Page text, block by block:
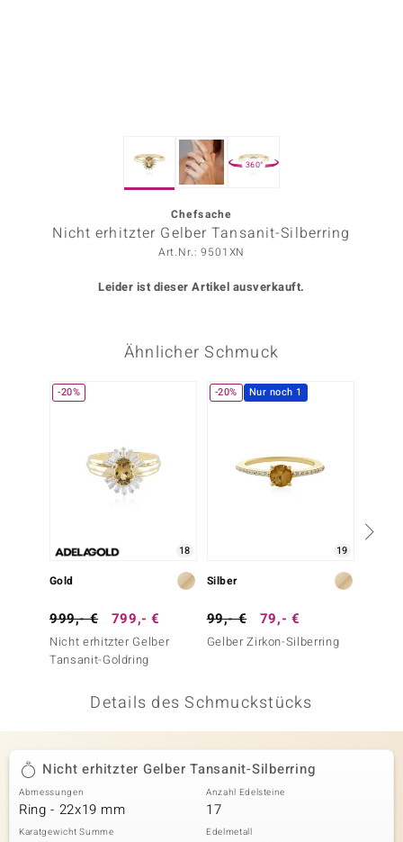
BY DE MELO
360°
Chefsache
Nicht erhitzter Gelber Tansanit-Silberring
Art.Nr.: 9501XN
Leider ist dieser Artikel ausverkauft.
Ähnlicher Schmuck
-20%
18
Gold
999,- € 799,- €
Nicht erhitzter Gelber
Tansanit-Goldring
-20% Nur noch 1
19
Silber
99,- € 79,- €
Gelber Zirkon-Silberring
Details des Schmuckstücks
Nicht erhitzter Gelber Tansanit-Silberring
Abmessungen
Ring - 22x19 mm
Anzahl Edelsteine
17
Karatgewicht Summe Edelmetall